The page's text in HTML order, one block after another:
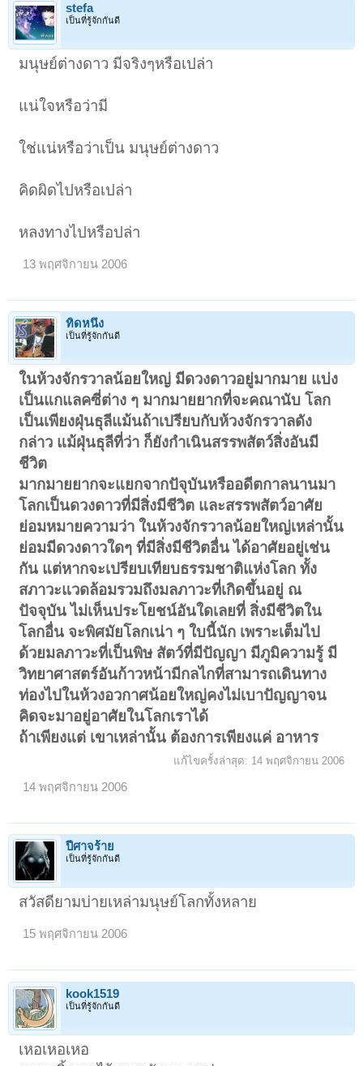
stefa
เป็นที่รู้จักกันดี
มนุษย์ต่างดาว มีจริงๆหรือเปล่า
แน่ใจหรือว่ามี
ใช่แน่หรือว่าเป็น มนุษย์ต่างดาว
คิดผิดไปหรือเปล่า
หลงทางไปหรือปล่า
13 พฤศจิกายน 2006
ทิดหนึ่ง
เป็นที่รู้จักกันดี
ในห้วงจักรวาลน้อยใหญ่ มีดวงดาวอยู่มากมาย แบ่ง
เป็นแกแลคซี่ต่าง ๆ มากมายยากที่จะคณานับ โลก
เป็นเพียงฝุ่นธุลีแม้นถ้าเปรียบกับห้วงจักรวาลดัง
กล่าว แม้ฝุ่นธุลีที่ว่า ก็ยังกำเนินสรรพสัตว์สิ่งอันมี
ชีวิต
มากมายยากจะแยกจากปัจุบันหรืออดีตกาลนานมา
โลกเป็นดวงดาวที่มีสิ่งมีชีวิต และสรรพสัตว์อาศัย
ย่อมหมายความว่า ในห้วงจักรวาลน้อยใหญ่เหล่านั้น
ย่อมมีดวงดาวใดๆ ที่มีสิ่งมีชีวิตอื่น ได้อาศัยอยู่เช่น
กัน แต่หากจะเปรียบเทียบธรรมชาติแห่งโลก ทั้ง
สภาวะแวดล้อมรวมถึงมลภาวะที่เกิดขึ้นอยู่ ณ
ปัจจุบัน ไม่เห็นประโยชน์อันใดเลยที่ สิ่งมีชีวิตใน
โลกอื่น จะพิศมัยโลกเน่า ๆ ใบนี้นัก เพราะเต็มไป
ด้วยมลภาวะที่เป็นพิษ สัตว์ที่มีปัญญา มีภูมิความรู้ มี
วิทยาศาสตร์อันก้าวหน้ามีกลไกที่สามารถเดินทาง
ท่องไปในห้วงอวกาศน้อยใหญ่คงไม่เบาปัญญาจน
คิดจะมาอยู่อาศัยในโลกเราได้
ถ้าเพียงแต่ เขาเหล่านั้น ต้องการเพียงแค่ อาหาร
แก้ไขครั้งล่าสุด: 14 พฤศจิกายน 2006
14 พฤศจิกายน 2006
ปีศาจร้าย
เป็นที่รู้จักกันดี
สวัสดียามบ่ายเหล่ามนุษย์โลกทั้งหลาย
15 พฤศจิกายน 2006
kook1519
เป็นที่รู้จักกันดี
เหอเหอเหอ